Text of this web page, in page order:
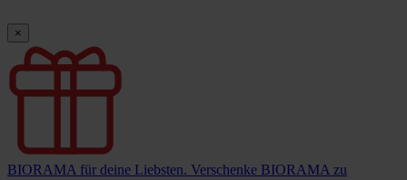
×
BIORAMA für deine Liebsten. Verschenke BIORAMA zu